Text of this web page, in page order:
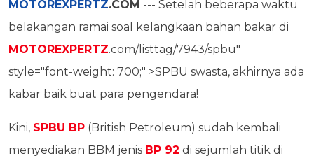
MOTOREXPERTZ.COM --- Setelah beberapa waktu
belakangan ramai soal kelangkaan bahan bakar di
MOTOREXPERTZ.com/listtag/7943/spbu"
style="font-weight: 700;" >SPBU swasta, akhirnya ada
kabar baik buat para pengendara!
Kini, SPBU BP (British Petroleum) sudah kembali
menyediakan BBM jenis BP 92 di sejumlah titik di